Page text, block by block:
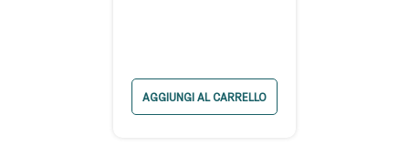
AGGIUNGI AL CARRELLO